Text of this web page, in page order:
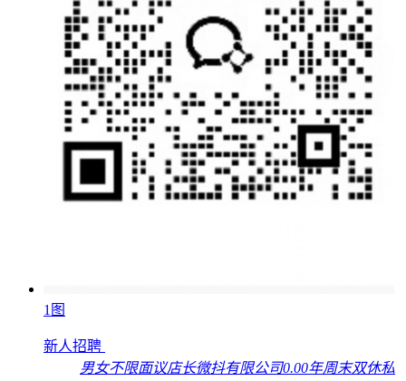
1图
新人招聘
男女不限面议店长微抖有限公司0.00年周末双休私